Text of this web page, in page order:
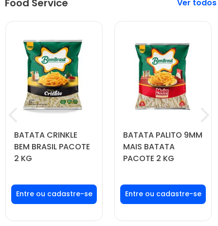
Food Service
BATATA CRINKLE
BEM BRASIL PACOTE
2 KG
Faça seu login ou
cadastre-se para
ver preços e
BATATA PALITO 9MM
MAIS BATATA
PACOTE 2 KG
Faça seu login ou
cadastre-se para
ver preços e